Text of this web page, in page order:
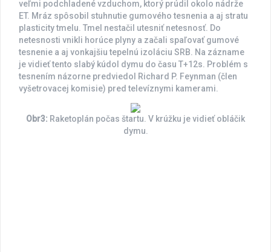
veľmi podchladené vzduchom, ktorý prúdil okolo nádrže
ET. Mráz spôsobil stuhnutie gumového tesnenia a aj stratu
plasticity tmelu. Tmel nestačil utesniť netesnosť. Do
netesnosti vnikli horúce plyny a začali spaľovať gumové
tesnenie a aj vonkajšiu tepelnú izoláciu SRB. Na zázname
je vidieť tento slabý kúdol dymu do času T+12s. Problém s
tesnením názorne predviedol Richard P. Feynman (člen
vyšetrovacej komisie) pred televíznymi kamerami.
Obr3: Raketoplán počas štartu. V krúžku je vidieť obláčik
dymu.